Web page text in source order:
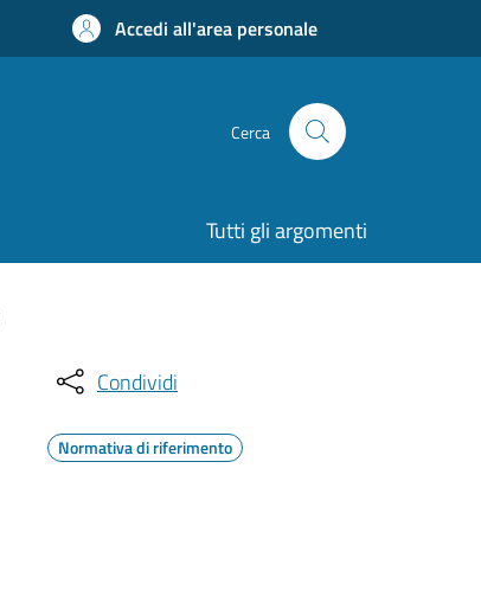
Accedi all'area personale
Cerca
Tutti gli argomenti
Condividi
Normativa di riferimento